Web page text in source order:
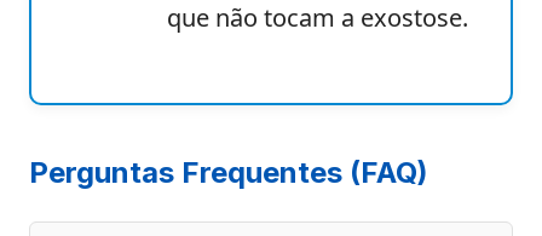
que não tocam a exostose.
Perguntas Frequentes (FAQ)